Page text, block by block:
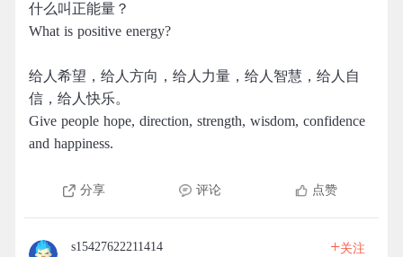
什么叫正能量？
What is positive energy?
给人希望，给人方向，给人力量，给人智慧，给人自
信，给人快乐。 ​​​​
Give people hope, direction, strength, wisdom, confidence
and happiness. ​​​​
分享 评论 点赞
s15427622211414 +关注